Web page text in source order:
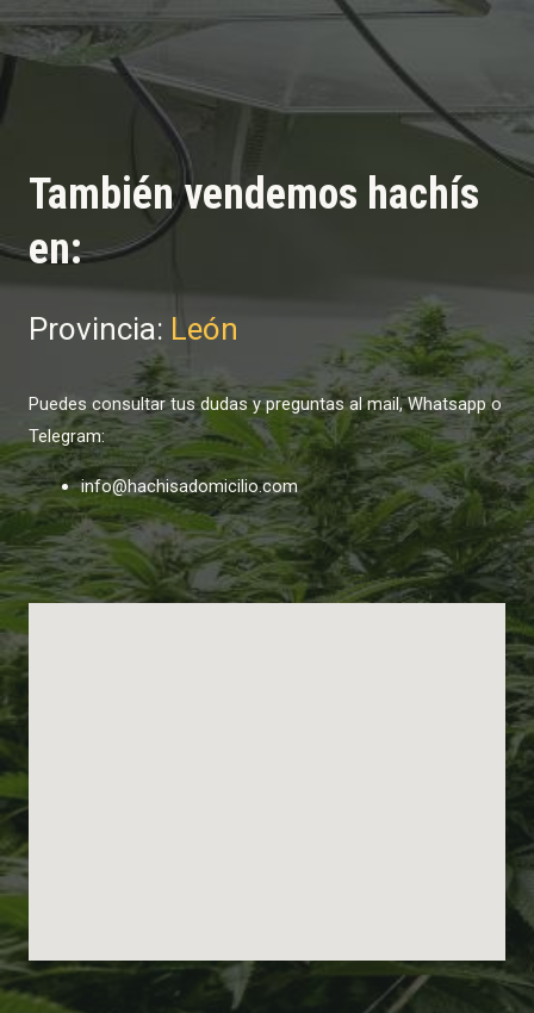
También vendemos hachís
en:
Provincia: León
Puedes consultar tus dudas y preguntas al mail, Whatsapp o
Telegram:
info@hachisadomicilio.com